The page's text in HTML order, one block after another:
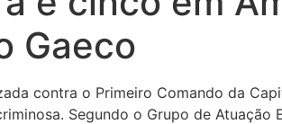
Gaeco
contra o Primeiro Comando da
Segundo o Grupo de Atuação